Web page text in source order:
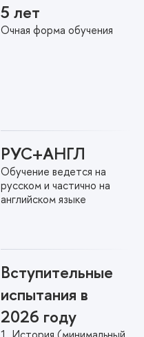
5 лет
Очная форма обучения
РУС+АНГЛ
Обучение ведется на
русском и частично на
английском языке
Вступительные
испытания в
2026 году